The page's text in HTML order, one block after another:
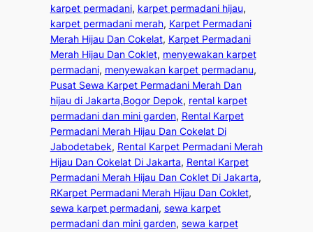
karpet permadani, karpet permadani hijau
karpet permadani merah, Karpet Permadani
Merah Hijau Dan Cokelat, Karpet Permadani
Merah Hijau Dan Coklet, menyewakan karpet
permadani, menyewakan karpet permadanu
Pusat Sewa Karpet Permadani Merah Dan
hijau di Jakarta,Bogor Depok, rental karpet
permadani dan mini garden, Rental Karpet
Permadani Merah Hijau Dan Cokelat Di
Jabodetabek, Rental Karpet Permadani Merah
Hijau Dan Cokelat Di Jakarta, Rental Karpet
Permadani Merah Hijau Dan Coklet Di Jakarta
RKarpet Permadani Merah Hijau Dan Coklet
sewa karpet permadani, sewa karpet
permadani dan mini garden, sewa karpet